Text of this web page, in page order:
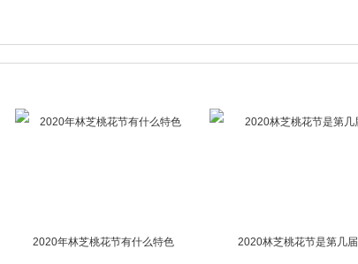
2020年林芝桃花节有什么特色 2020林芝桃花节是第几届